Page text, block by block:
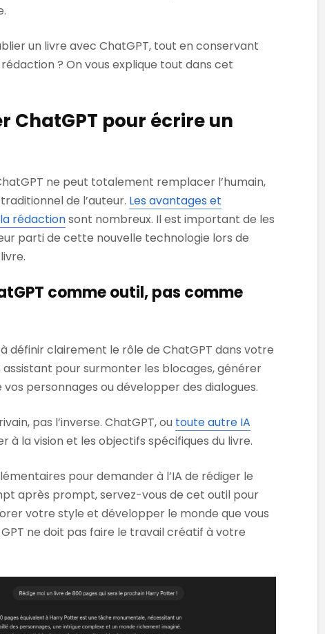
un livre avec ChatGPT, tout en conservant
? On vous explique tout dans cet
ChatGPT pour écrire un
ne peut totalement remplacer l’humain,
de l’auteur. Les avantages et
la rédactionsont nombreux. Il est important de les
parti de cette nouvelle technologie lors de
comme outil, pas comme
définir clairement le rôle de ChatGPT dans votre
pour surmonter les blocages, générer
personnages ou développer des dialogues.
pas l’inverse. ChatGPT, ou toute autre IA
à la vision et les objectifs spécifiques du livre.
pour demander à l’IA de rédiger le
après prompt, servez-vous de cet outil pour
votre style et développer le monde que vous
ne doit pas faire le travail créatif à votre